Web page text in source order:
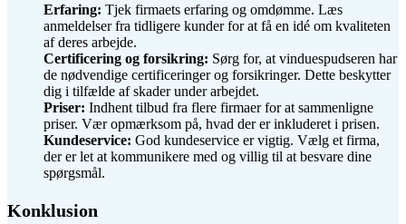
Erfaring: Tjek firmaets erfaring og omdømme. Læs
anmeldelser fra tidligere kunder for at få en idé om kvaliteten
af deres arbejde.
Certificering og forsikring: Sørg for, at vinduespudseren har
de nødvendige certificeringer og forsikringer. Dette beskytter
dig i tilfælde af skader under arbejdet.
Priser: Indhent tilbud fra flere firmaer for at sammenligne
priser. Vær opmærksom på, hvad der er inkluderet i prisen.
Kundeservice: God kundeservice er vigtig. Vælg et firma,
der er let at kommunikere med og villig til at besvare dine
spørgsmål.
Konklusion